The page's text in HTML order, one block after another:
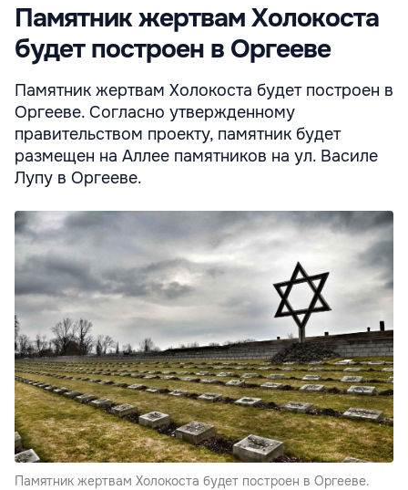
Памятник жертвам Холокоста
будет построен в Оргееве
Памятник жертвам Холокоста будет построен в
Оргееве. Согласно утвержденному
правительством проекту, памятник будет
размещен на Аллее памятников на ул. Василе
Лупу в Оргееве.
Памятник жертвам Холокоста будет построен в Оргееве.